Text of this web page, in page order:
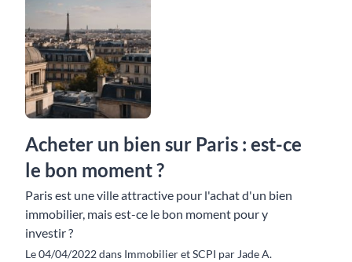
Acheter un bien sur Paris : est-ce
le bon moment ?
Paris est une ville attractive pour l'achat d'un bien
immobilier, mais est-ce le bon moment pour y
investir ?
Le 04/04/2022 dans Immobilier et SCPI par Jade A.